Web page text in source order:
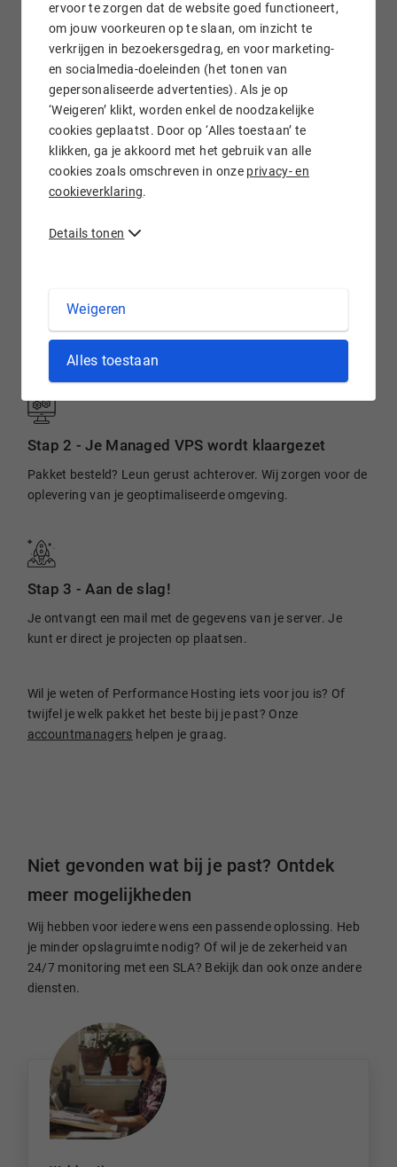
ervoor te zorgen dat de website goed functioneert,
om jouw voorkeuren op te slaan, om inzicht te
verkrijgen in bezoekersgedrag, en voor marketing-
en socialmedia-doeleinden (het tonen van
gepersonaliseerde advertenties). Als je op
‘Weigeren’ klikt, worden enkel de noodzakelijke
cookies geplaatst. Door op ‘Alles toestaan’ te
klikken, ga je akkoord met het gebruik van alle
cookies zoals omschreven in onze privacy- en
cookieverklaring.
Details tonen
Weigeren
Alles toestaan
Een veiligere website bij Hostnet
In no-time bouwen aan jouw projecten
Jouw Performance Hosting-pakket wordt snel opgeleverd.
De server hoef je niet zelf in te richten, dat doen wij voor je.
Zo kun jij je focussen op het bouwen en beheren van je
Stap 1 - Kies je Performance Hosting-pakket
Bestel het Performance Hosting-pakket dat het best bij
Stap 2 - Je Managed VPS wordt klaargezet
Pakket besteld? Leun gerust achterover. Wij zorgen voor de
oplevering van je geoptimaliseerde omgeving.
Stap 3 - Aan de slag!
Je ontvangt een mail met de gegevens van je server. Je
kunt er direct je projecten op plaatsen.
Wil je weten of Performance Hosting iets voor jou is? Of
twijfel je welk pakket het beste bij je past? Onze
accountmanagers helpen je graag.
Niet gevonden wat bij je past? Ontdek
meer mogelijkheden
Wij hebben voor iedere wens een passende oplossing. Heb
je minder opslagruimte nodig? Of wil je de zekerheid van
24/7 monitoring met een SLA? Bekijk dan ook onze andere
diensten.